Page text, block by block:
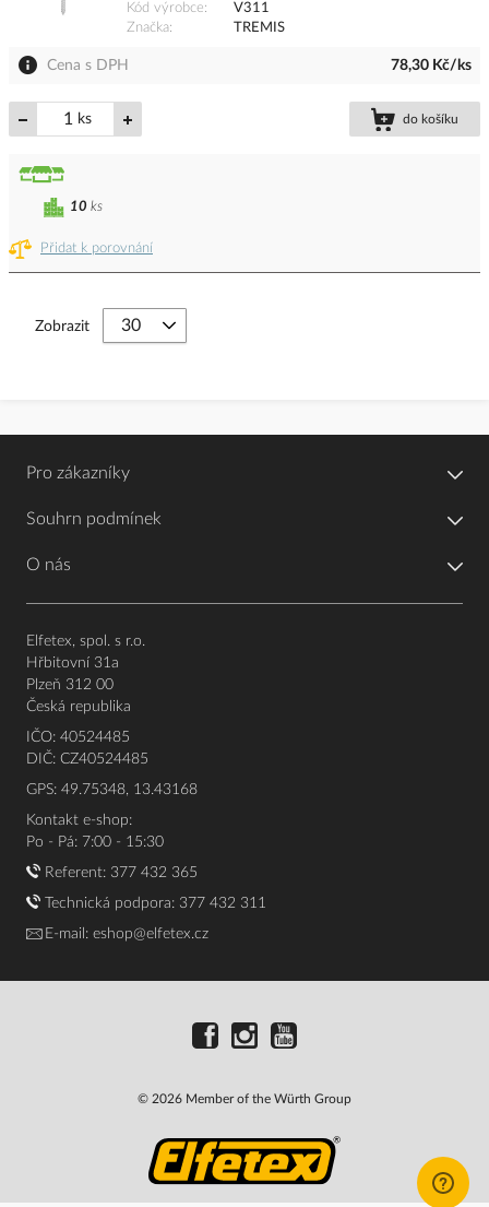
Kód výrobce
V311
Značka
TREMIS
Cena s DPH 78,30 Kč/ks
ks do košíku
Přidat k porovnání
10 ks
Zobrazit
Pro zákazníky
Souhrn podmínek
O nás
Elfetex, spol. s r.o.
Hřbitovní 31a
Plzeň 312 00
Česká republika
IČO: 40524485
DIČ: CZ40524485
GPS: 49.75348, 13.43168
Kontakt e-shop:
Po - Pá: 7:00 - 15:30
Referent: 377 432 365
Technická podpora: 377 432 311
E-mail: eshop@elfetex.cz
© 2026 Member of the Würth Group